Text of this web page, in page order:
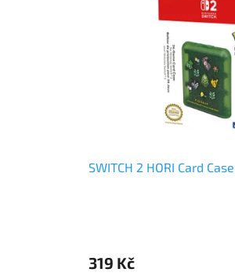
SWITCH 2 HORI Card
319 Kč